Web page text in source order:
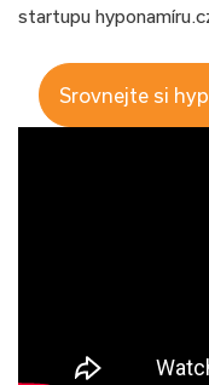
startupu
Srovnejte si